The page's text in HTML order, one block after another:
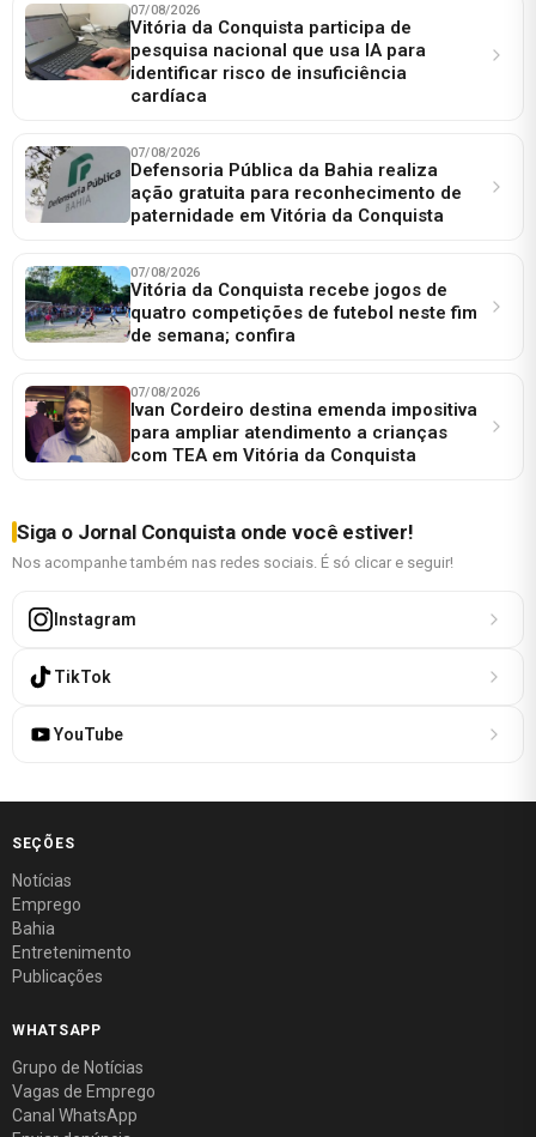
07/08/2026
Vitória da Conquista participa de
pesquisa nacional que usa IA para
identificar risco de insuficiência
cardíaca
07/08/2026
Defensoria Pública da Bahia realiza
ação gratuita para reconhecimento de
paternidade em Vitória da Conquista
07/08/2026
Vitória da Conquista recebe jogos de
quatro competições de futebol neste fim
de semana; confira
07/08/2026
Ivan Cordeiro destina emenda impositiva
para ampliar atendimento a crianças
com TEA em Vitória da Conquista
Siga o Jornal Conquista onde você estiver!
Nos acompanhe também nas redes sociais. É só clicar e seguir!
Instagram
TikTok
YouTube
SEÇÕES
Notícias
Emprego
Bahia
Entretenimento
Publicações
WHATSAPP
Grupo de Notícias
Vagas de Emprego
Canal WhatsApp